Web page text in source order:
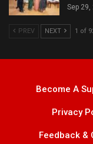
Sep 29,
PREV NEXT 1 of
Become A
Privacy
Feedback &